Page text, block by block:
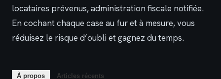
locataires prévenus, administration fiscale notifiée.
En cochant chaque case au fur et à mesure, vous
réduisez le risque d’oubli et gagnez du temps.
À propos Articles récents